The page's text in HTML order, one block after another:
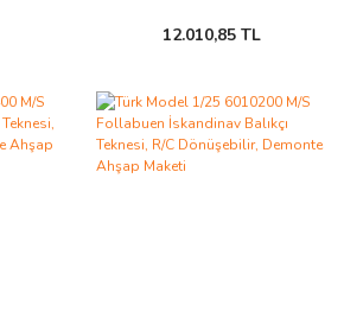
12.010,85 TL